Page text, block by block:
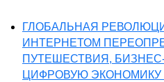
ГЛОБАЛЬНАЯ
ИНТЕРНЕТОМ
ПУТЕШЕСТВИЯ,
ЦИФРОВУЮ ЭКОНОМИКУ